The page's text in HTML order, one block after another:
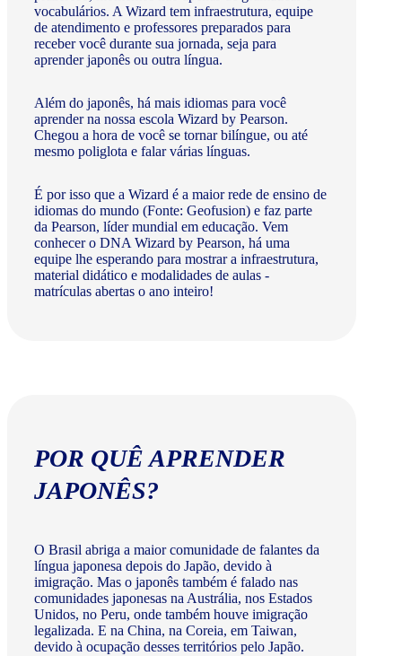
vocabulários. A Wizard tem infraestrutura, equipe
de atendimento e professores preparados para
receber você durante sua jornada, seja para
aprender japonês ou outra língua.
Além do japonês, há mais idiomas para você
aprender na nossa escola Wizard by Pearson.
Chegou a hora de você se tornar bilíngue, ou até
mesmo poliglota e falar várias línguas.
É por isso que a Wizard é a maior rede de ensino de
idiomas do mundo (Fonte: Geofusion) e faz parte
da Pearson, líder mundial em educação. Vem
conhecer o DNA Wizard by Pearson, há uma
equipe lhe esperando para mostrar a infraestrutura,
material didático e modalidades de aulas -
matrículas abertas o ano inteiro!
POR QUÊ APRENDER
JAPONÊS?
O Brasil abriga a maior comunidade de falantes da
língua japonesa depois do Japão, devido à
imigração. Mas o japonês também é falado nas
comunidades japonesas na Austrália, nos Estados
Unidos, no Peru, onde também houve imigração
legalizada. E na China, na Coreia, em Taiwan,
devido à ocupação desses territórios pelo Japão.